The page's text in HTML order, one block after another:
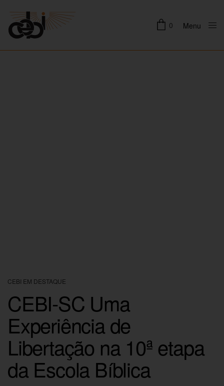
0 Menu
CEBI EM DESTAQUE
CEBI-SC Uma
Experiência de
Libertação na 10ª etapa
da Escola Bíblica